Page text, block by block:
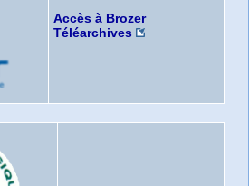
Accès à Brozer
Téléarchives